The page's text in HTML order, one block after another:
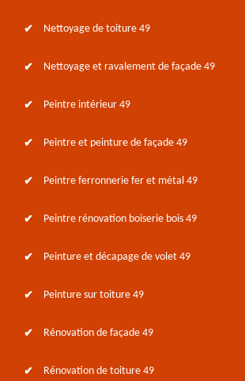
Nettoyage de toiture 49
Nettoyage et ravalement de façade 49
Peintre intérieur 49
Peintre et peinture de façade 49
Peintre ferronnerie fer et métal 49
Peintre rénovation boiserie bois 49
Peinture et décapage de volet 49
Peinture sur toiture 49
Rénovation de façade 49
Rénovation de toiture 49